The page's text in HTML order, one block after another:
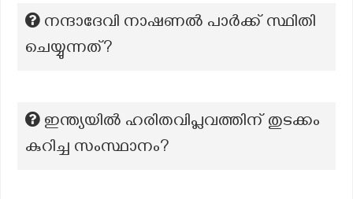
നന്ദാദേവി നാഷണൽ പാർക്ക് സ്ഥിതി
ചെയ്യുന്നത്?
ഇന്ത്യയിൽ ഹരിതവിപ്ലവത്തിന് തുടക്കം
കുറിച്ച സംസ്ഥാനം?